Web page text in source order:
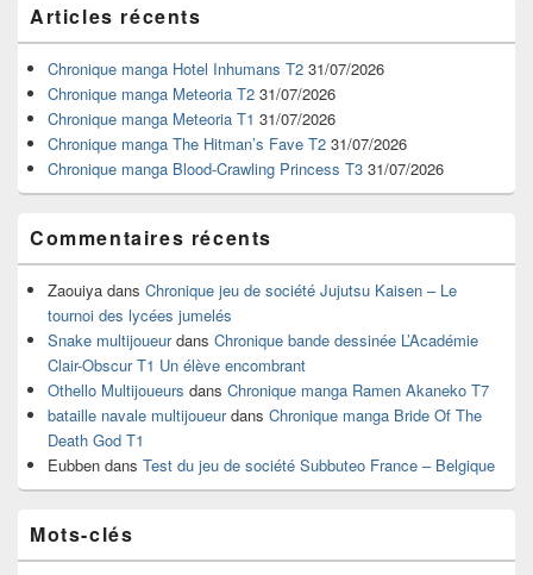
principale
de
widget
pour
barre
latérale
Articles récents
Chronique manga Hotel Inhumans T2 31/07/2026
Chronique manga Meteoria T2 31/07/2026
Chronique manga Meteoria T1 31/07/2026
Chronique manga The Hitman’s Fave T2 31/07/2026
Chronique manga Blood-Crawling Princess T3 31/07/2026
Commentaires récents
Zaouiya dans Chronique jeu de société Jujutsu Kaisen – Le
tournoi des lycées jumelés
Snake multijoueurdans Chronique bande dessinée L’Académie
Clair-Obscur T1 Un élève encombrant
Othello Multijoueurs dans Chronique manga Ramen Akaneko T7
bataille navale multijoueurdans Chronique manga Bride Of The
Death God T1
Eubben dans Test du jeu de société Subbuteo France – Belgique
Mots-clés